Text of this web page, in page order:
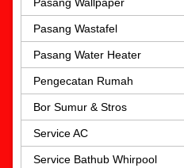
Pasang Wastafel
Pasang Water Heater
Pengecatan Rumah
Bor Sumur & Stros
Service AC
Service Bathub Whirpool